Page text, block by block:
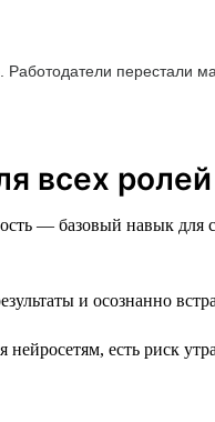
перестали
всех ролей
— базовый навык
и осознанно
есть риск